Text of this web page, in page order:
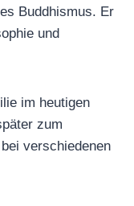
Buddhismus. Er
und
im heutigen
zum
verschiedenen